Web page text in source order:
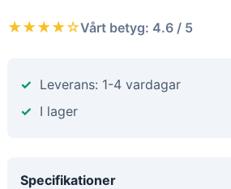
★★★★☆Vårt betyg: 4.6 / 5
Leverans: 1-4 vardagar
I lager
Specifikationer